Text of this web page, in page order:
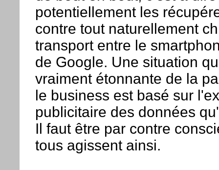
potentiellement les
contre tout naturellement
transport entre le
de Google. Une situation
vraiment étonnante de la
le business est basé sur
publicitaire des données
Il faut être par contre
tous agissent ainsi.